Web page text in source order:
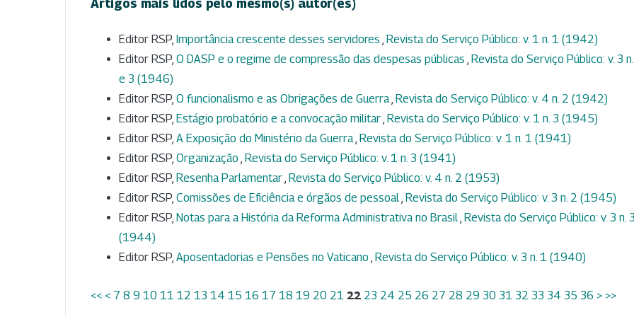
Artigos mais lidos pelo mesmo(s) autor(es)
Editor RSP, Importância crescente desses servidores , Revista do Serviço Público: v. 1 n. 1 (1942)
Editor RSP, O DASP e o regime de compressão das despesas públicas , Revista do Serviço Público: v. 3
e 3 (1946)
Editor RSP, O funcionalismo e as Obrigações de Guerra, Revista do Serviço Público: v. 4 n. 2 (1942)
Editor RSP, Estágio probatório e a convocação militar, Revista do Serviço Público: v. 1 n. 3 (1945)
Editor RSP, A Exposição do Ministério da Guerra, Revista do Serviço Público: v. 1 n. 1 (1941)
Editor RSP, Organização , Revista do Serviço Público: v. 1 n. 3 (1941)
Editor RSP, Resenha Parlamentar, Revista do Serviço Público: v. 4 n. 2 (1953)
Editor RSP, Comissões de Eficiência e órgãos de pessoal, Revista do Serviço Público: v. 3 n. 2 (1945)
Editor RSP, Notas para a História da Reforma Administrativa no Brasil, Revista do Serviço Público: v. 3 n.
(1944)
Editor RSP, Aposentadorias e Pensões no Vaticano , Revista do Serviço Público: v. 3 n. 1 (1940)
<< < 7 8 9 10 11 12 13 14 15 16 17 18 19 20 21 22 23 24 25 26 27 28 29 30 31 32 33 34 35 36 > >>